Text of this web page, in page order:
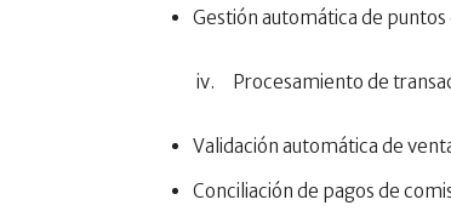
Gestión automática de
iv. Procesamiento de
Validación automática de
Conciliación de pagos de